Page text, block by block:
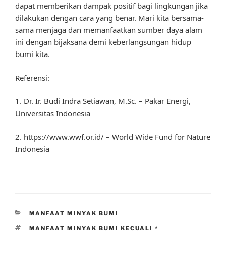
dapat memberikan dampak positif bagi lingkungan jika
dilakukan dengan cara yang benar. Mari kita bersama-
sama menjaga dan memanfaatkan sumber daya alam
ini dengan bijaksana demi keberlangsungan hidup
bumi kita.
Referensi:
1. Dr. Ir. Budi Indra Setiawan, M.Sc. – Pakar Energi,
Universitas Indonesia
2. https://www.wwf.or.id/ – World Wide Fund for Nature
Indonesia
CATEGORIES
MANFAAT MINYAK BUMI
TAGS
MANFAAT MINYAK BUMI KECUALI *